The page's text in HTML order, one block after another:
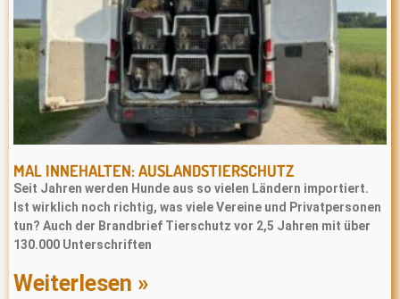
MAL INNEHALTEN: AUSLANDSTIERSCHUTZ
Seit Jahren werden Hunde aus so vielen Ländern importiert.
Ist wirklich noch richtig, was viele Vereine und Privatpersonen
tun? Auch der Brandbrief Tierschutz vor 2,5 Jahren mit über
130.000 Unterschriften
Weiterlesen »